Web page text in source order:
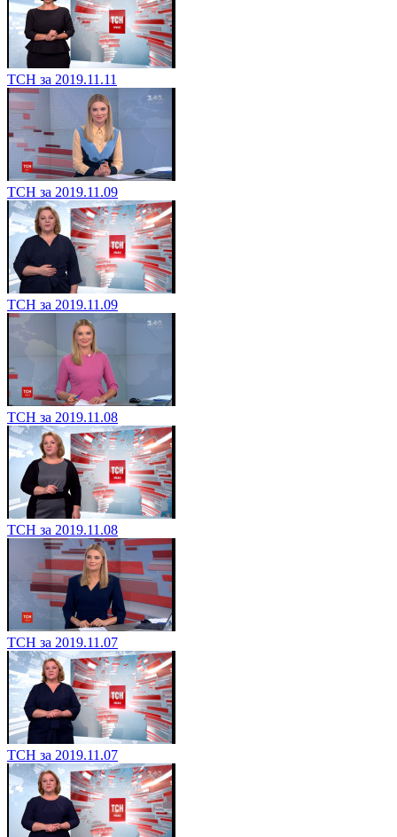
ТСН за 2019.11.11
ТСН за 2019.11.09
ТСН за 2019.11.09
ТСН за 2019.11.08
ТСН за 2019.11.08
ТСН за 2019.11.07
ТСН за 2019.11.07